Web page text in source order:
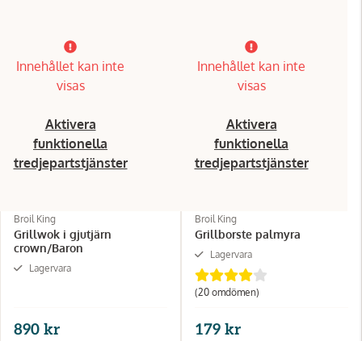
Innehållet kan inte
visas
Aktivera
funktionella
tredjepartstjänster
Broil King
Grillwok i gjutjärn
crown/Baron
Lagervara
890 kr
Innehållet kan inte
visas
Aktivera
funktionella
tredjepartstjänster
Broil King
Grillborste palmyra
Lagervara
(20 omdömen)
179 kr